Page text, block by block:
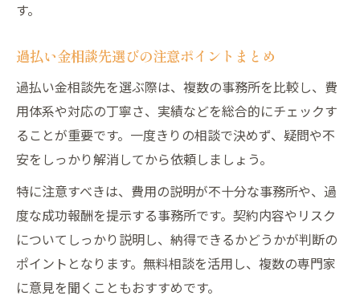
す。
過払い金相談先選びの注意ポイントまとめ
過払い金相談先を選ぶ際は、複数の事務所を比較し、費
用体系や対応の丁寧さ、実績などを総合的にチェックす
ることが重要です。一度きりの相談で決めず、疑問や不
安をしっかり解消してから依頼しましょう。
特に注意すべきは、費用の説明が不十分な事務所や、過
度な成功報酬を提示する事務所です。契約内容やリスク
についてしっかり説明し、納得できるかどうかが判断の
ポイントとなります。無料相談を活用し、複数の専門家
に意見を聞くこともおすすめです。